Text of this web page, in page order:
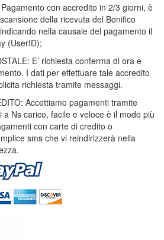
con accredito in 2/3 giorni, è
della ricevuta del Bonifico
nella causale del pagamento il
(UserID);
E’ richiesta conferma di ora e
I dati per effettuare tale accredito
richiesta tramite messaggi.
Accettiamo pagamenti tramite
Ns carico, facile e veloce è il modo più
con carte di credito o
sms che vi reindirizzerà nella